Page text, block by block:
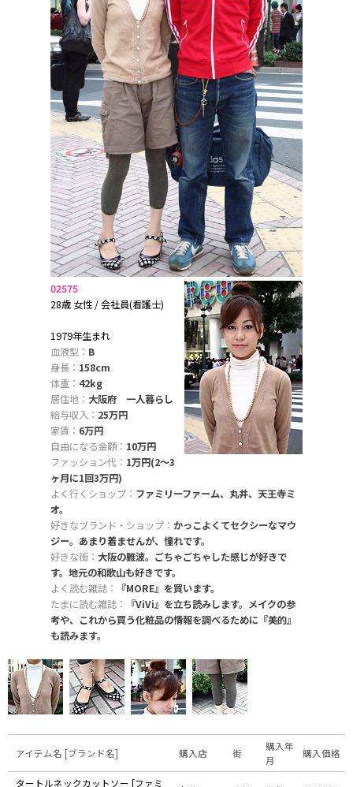
02575
28歳 女性 / 会社員(看護士)
1979年生まれ
血液型： B
身長： 158cm
体重： 42kg
居住地： 大阪府 一人暮らし
給与収入： 25万円
家賃： 6万円
自由になる金額： 10万円
ファッション代： 1万円(2〜3
ヶ月に1回3万円)
よく行くショップ： ファミリーファーム、丸井、天王寺ミ
オ。
好きなブランド・ショップ： かっこよくてセクシーなマウ
ジー。あまり着ませんが、憧れです。
好きな街： 大阪の難波。ごちゃごちゃした感じが好きで
す。地元の和歌山も好きです。
よく読む雑誌：
『MORE』を買います。
たまに読む雑誌：
『ViVi』を立ち読みします。メイクの参
考や、これから買う化粧品の情報を調べるために『美的』
も読みます。
アイテム名 [ブランド名] 購入店 街
購入年
月
購入価格
タートルネックカットソー [ファミ